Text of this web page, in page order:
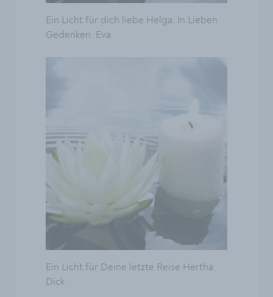
Ein Licht für dich liebe Helga. In Lieben
Gedenken. Eva
Ein Licht für Deine letzte Reise Hertha
Dick